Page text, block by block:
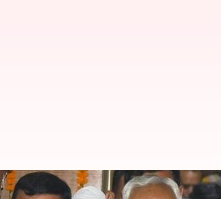
Bihar: మహిళల విద్యపై చేసిన